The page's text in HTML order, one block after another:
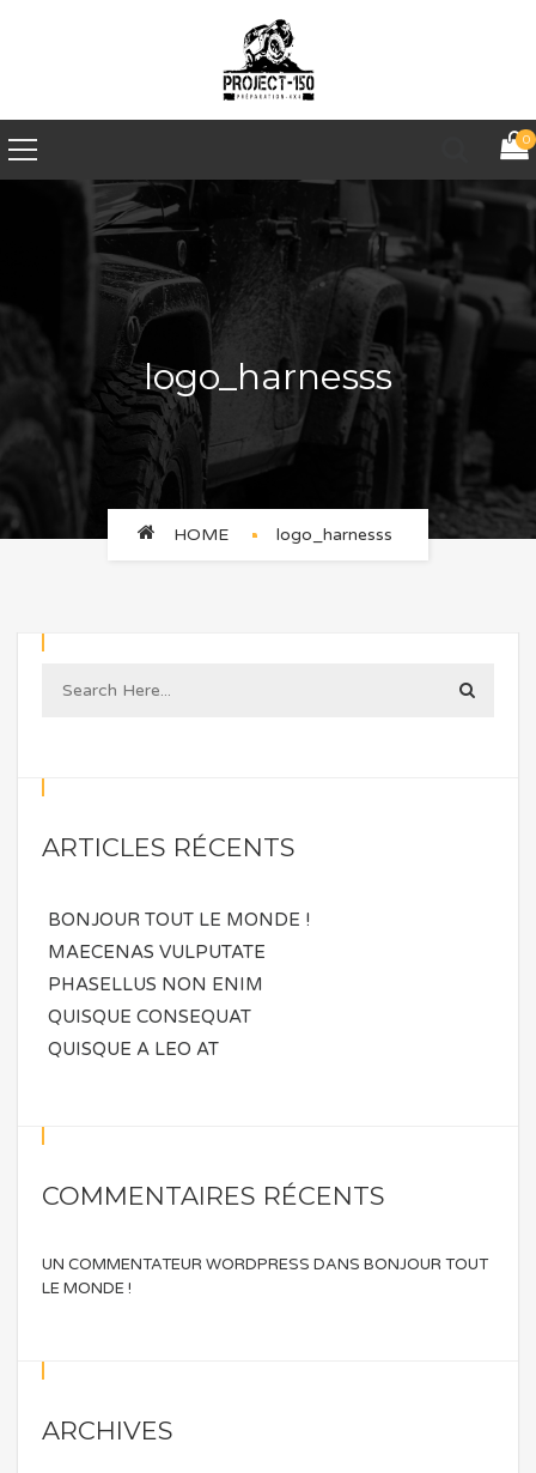
0
logo_harnesss
HOME logo_harnesss
ARTICLES RÉCENTS
BONJOUR TOUT LE MONDE !
MAECENAS VULPUTATE
PHASELLUS NON ENIM
QUISQUE CONSEQUAT
QUISQUE A LEO AT
COMMENTAIRES RÉCENTS
UN COMMENTATEUR WORDPRESS DANS BONJOUR TOUT
LE MONDE !
ARCHIVES